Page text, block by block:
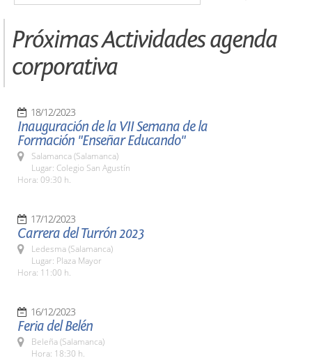
Próximas Actividades agenda
corporativa
18/12/2023
Inauguración de la VII Semana de la
Formación "Enseñar Educando"
Salamanca (Salamanca)
Lugar: Colegio San Agustín
Hora: 09:30 h.
17/12/2023
Carrera del Turrón 2023
Ledesma (Salamanca)
Lugar: Plaza Mayor
Hora: 11:00 h.
16/12/2023
Feria del Belén
Beleña (Salamanca)
Hora: 18:30 h.